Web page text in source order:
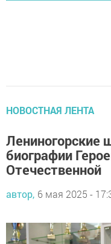
НОВОСТНАЯ ЛЕНТА
Лениногорские
биографии
Отечественной
автор, 6 мая 2025 -